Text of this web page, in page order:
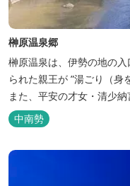
榊原温泉郷
榊原温泉は、伊勢の地の
られた親王が ”湯ごり（身
また、平安の才女・清少
の呼び名＞と称えており、
ることもあって、恋の和
や神宮にゆかりも深く、
中南勢